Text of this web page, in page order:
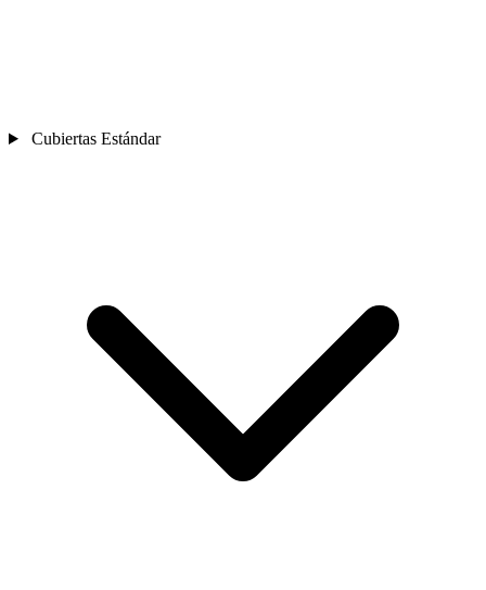
Cubiertas Estándar